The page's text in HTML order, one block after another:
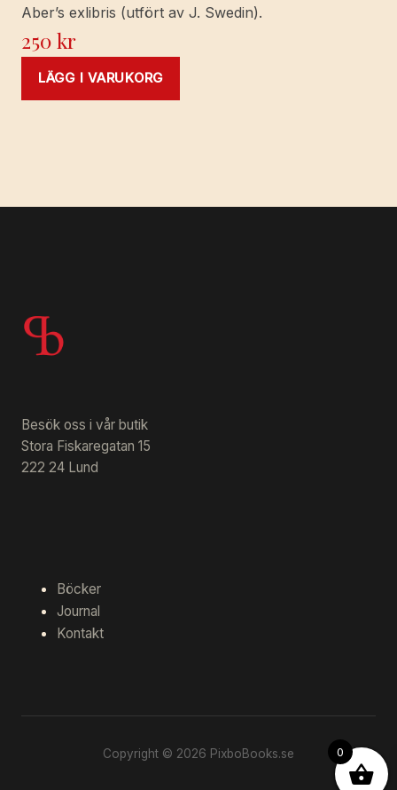
Aber’s exlibris (utfört av J. Swedin).
250kr
LÄGG I VARUKORG
Besök oss i vår butik
Stora Fiskaregatan 15
222 24 Lund
Böcker
Journal
Kontakt
Copyright © 2026 PixboBooks.se 0